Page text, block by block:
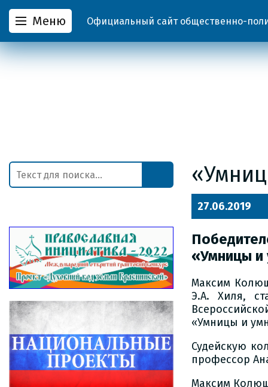
Меню Официальный сайт общественно-
27.06.2019
«Умницы и
Максим
Э.А. Хиля,
«Умницы и
Судейскую
профессор
Максим